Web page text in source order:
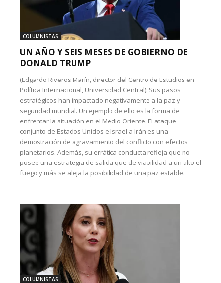
COLUMNISTAS
UN AÑO Y SEIS MESES DE GOBIERNO DE
DONALD TRUMP
(Edgardo Riveros Marín, director del Centro de Estudios en
Política Internacional, Universidad Central): Sus pasos
estratégicos han impactado negativamente a la paz y
seguridad mundial. Un ejemplo de ello es la forma de
enfrentar la situación en el Medio Oriente. El ataque
conjunto de Estados Unidos e Israel a Irán es una
demostración de agravamiento del conflicto con efectos
planetarios. Además, su errática conducta refleja que no
posee una estrategia de salida que de viabilidad a un alto el
fuego y más se aleja la posibilidad de una paz estable.
COLUMNISTAS